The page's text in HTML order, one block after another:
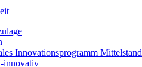
Innovationsprogramm Mittelstand